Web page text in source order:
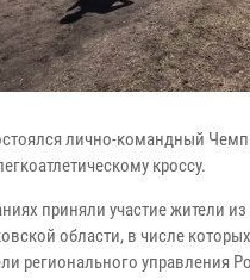
лично-командный
кроссу.
приняли участие жители
области, в числе
регионального управления